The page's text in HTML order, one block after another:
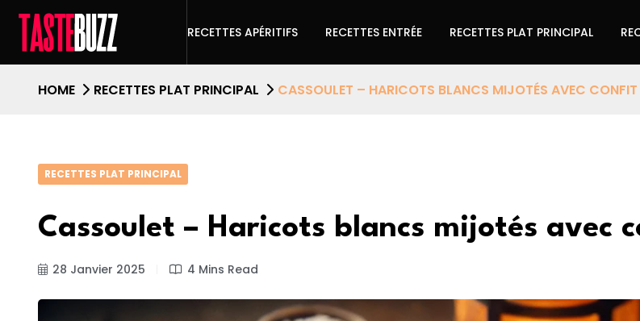
RECETTES APÉRITIFS RECETTES ENTRÉE RECETTES PLAT PRINCIPAL
HOME RECETTES PLAT PRINCIPAL CASSOULET – HARICOTS BLANCS MIJOTÉS AVEC
RECETTES PLAT PRINCIPAL
Cassoulet – Haricots blancs mijotés avec
28 Janvier 2025 4 Mins Read